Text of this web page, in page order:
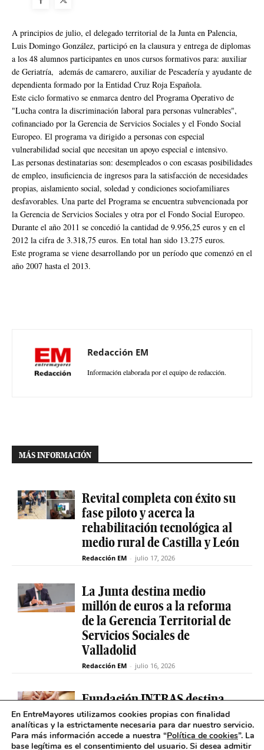
A principios de julio, el delegado territorial de la Junta en Palencia,
Luis Domingo González, participó en la clausura y entrega de diplomas
a los 48 alumnos participantes en unos cursos formativos para: auxiliar
de Geriatría, además de camarero, auxiliar de Pescadería y ayudante de
dependienta formado por la Entidad Cruz Roja Española.
Este ciclo formativo se enmarca dentro del Programa Operativo de
"Lucha contra la discriminación laboral para personas vulnerables",
cofinanciado por la Gerencia de Servicios Sociales y el Fondo Social
Europeo. El programa va dirigido a personas con especial
vulnerabilidad social que necesitan un apoyo especial e intensivo.
Las personas destinatarias son: desempleados o con escasas posibilidades
de empleo, insuficiencia de ingresos para la satisfacción de necesidades
propias, aislamiento social, soledad y condiciones sociofamiliares
desfavorables. Una parte del Programa se encuentra subvencionada por
la Gerencia de Servicios Sociales y otra por el Fondo Social Europeo.
Durante el año 2011 se concedió la cantidad de 9.956,25 euros y en el
2012 la cifra de 3.318,75 euros. En total han sido 13.275 euros.
Este programa se viene desarrollando por un período que comenzó en el
año 2007 hasta el 2013.
Redacción EM
Información elaborada por el equipo de redacción.
MÁS INFORMACIÓN
Revital completa con éxito su
fase piloto y acerca la
rehabilitación tecnológica al
medio rural de Castilla y León
Redacción EM - julio 17, 2026
La Junta destina medio
millón de euros a la reforma
de la Gerencia Territorial de
Servicios Sociales de
Valladolid
Redacción EM - julio 16, 2026
Fundación INTRAS destina
6.000 euros a proyectos
sociales que impulsen la
salud mental en Castilla y
En EntreMayores utilizamos cookies propias con finalidad
analíticas y la estrictamente necesaria para dar nuestro servicio.
Para más información accede a nuestra “Política de cookies”. La
base legítima es el consentimiento del usuario. Si desea admitir